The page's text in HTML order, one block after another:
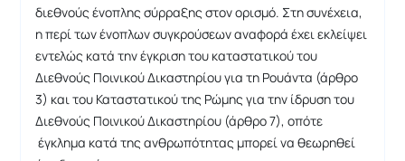
διεθνούς ένοπλης σύρραξης στον ορισμό. Στη συνέχεια,
η περί των ένοπλων συγκρούσεων αναφορά έχει εκλείψει
εντελώς κατά την έγκριση του καταστατικού του
Διεθνούς Ποινικού Δικαστηρίου για τη Ρουάντα (άρθρο
3) και του Καταστατικού της Ρώμης για την ίδρυση του
Διεθνούς Ποινικού Δικαστηρίου (άρθρο 7), οπότε
έγκλημα κατά της ανθρωπότητας μπορεί να θεωρηθεί